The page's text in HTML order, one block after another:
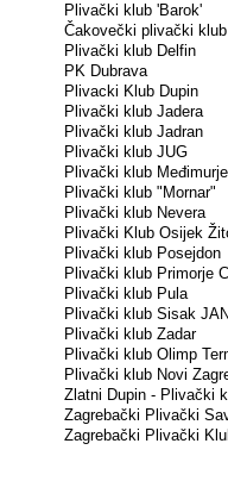
Plivački klub 'Barok'
Čakovečki plivački klub
Plivački klub Delfin
PK Dubrava
Plivacki Klub Dupin
Plivački klub Jadera
Plivački klub Jadran
Plivački klub JUG
Plivački klub Međimurje
Plivački klub "Mornar"
Plivački klub Nevera
Plivački Klub Osijek
Plivački klub Posejdon
Plivački klub Primorje
Plivački klub Pula
Plivački klub Sisak
Plivački klub Zadar
Plivački klub Olimp
Plivački klub Novi
Zlatni Dupin - Plivački
Zagrebački Plivački
Zagrebački Plivački